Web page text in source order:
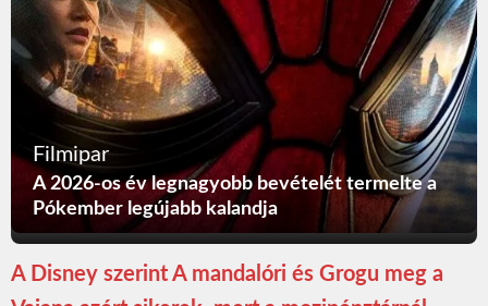
Filmipar
A 2026-os év legnagyobb bevételét termelte a
Pókember legújabb kalandja
A Disney szerint A mandalóri és Grogu meg a